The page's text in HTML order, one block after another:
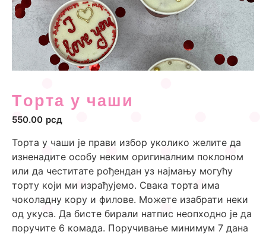
Tорта у чаши
550.00 рсд
Торта у чаши је прави избор уколико желите да
изненадите особу неким оригиналним поклоном
или да честитате рођендан уз најмању могућу
торту који ми израђујемо. Свака торта има
чоколадну кору и филове. Можете изабрати неки
од укуса. Да бисте бирали натпис неопходно је да
поручите 6 комада. Поручивање минимум 7 дана